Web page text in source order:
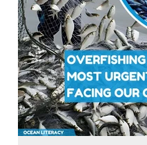
Hier sind nur fünf der
Bedrohungen, denen
derzeit ausgesetzt
Überfischung,
Klimawandel,
Zerstörung von